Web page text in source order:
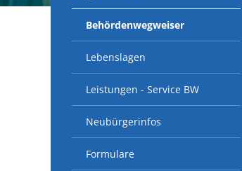
Behördenwegweiser
Lebenslagen
Leistungen - Service BW
Neubürgerinfos
Formulare